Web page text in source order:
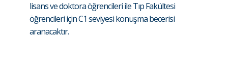
lisans ve doktora öğrencileri ile Tıp Fakültesi
öğrencileri için C1 seviyesi konuşma becerisi
aranacaktır.